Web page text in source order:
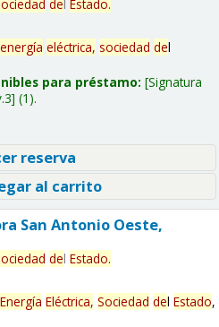
del Estado.
energía eléctrica, sociedad del
para préstamo: Signatura
(1).
reserva
al carrito
San Antonio Oeste,
del Estado.
Energía Eléctrica, Sociedad del Estado,